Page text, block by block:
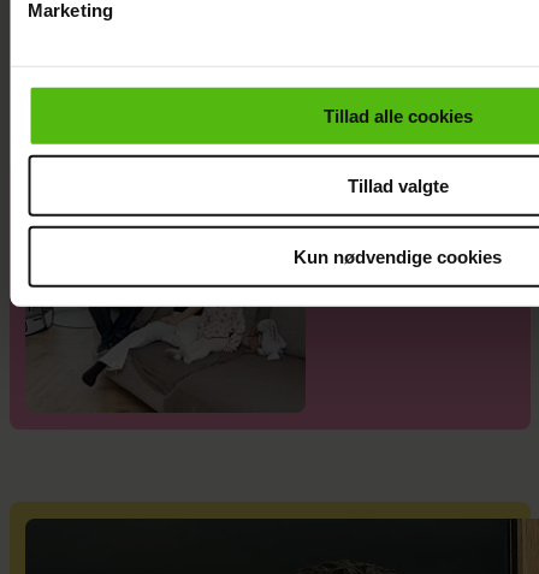
cookiepolitik.
Marketing
Tillad alle cookies
Tillad valgte
Kun nødvendige cookies
"Årgang 20"-par
har taget svær
beslutning